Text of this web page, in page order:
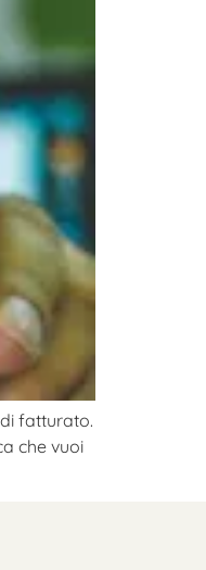
fatturato.
che vuoi